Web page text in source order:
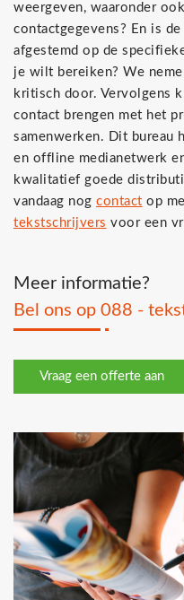
weergeven, waaronder
contactgegevens? En is
afgestemd op de
je wilt bereiken? We
kritisch door. Vervolgens
contact brengen met het
samenwerken. Dit bureau
en offline medianetwerk
kwalitatief goede
vandaag nog contact op
tekstschrijvers voor een
Meer informatie?
Bel ons op 088 -
Vraag een offerte aan